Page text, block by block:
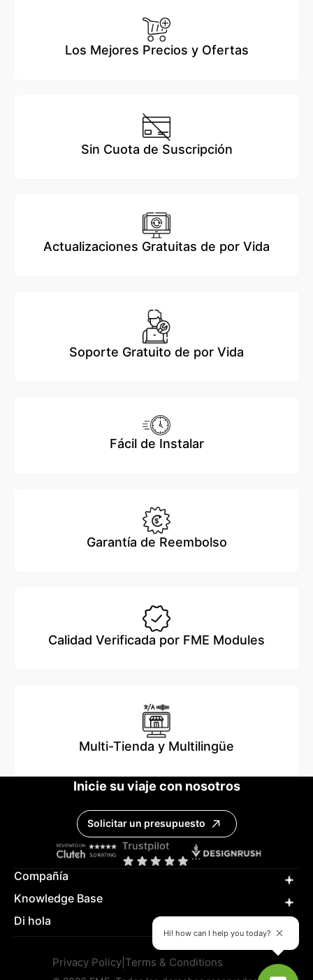
Los Mejores Precios y Ofertas
Sin Cuota de Suscripción
Actualizaciones Gratuitas de por Vida
Soporte Gratuito de por Vida
Fácil de Instalar
Garantía de Reembolso
Calidad Verificada por FME Modules
Multi-Tienda y Multilingüe
Inicie su viaje con nosotros
Solicitar un presupuesto
Compañía
Knowledge Base
Di hola
Hi! how can I help you today?
Privacy Policy Terms & Conditions